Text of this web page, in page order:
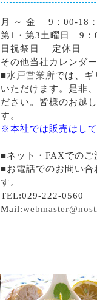
月 ～ 金 9：00-18
第1・第3土曜日 9：
日祝祭日 定休日
その他当社カレンダ
■水戸営業所では、ギ
いただけます。是非
ださい。皆様のお越
す。
※本社では販売はして
■ネット・FAXでのご
■お電話でのお問い合
す。
TEL:029-222-0560
Mail: